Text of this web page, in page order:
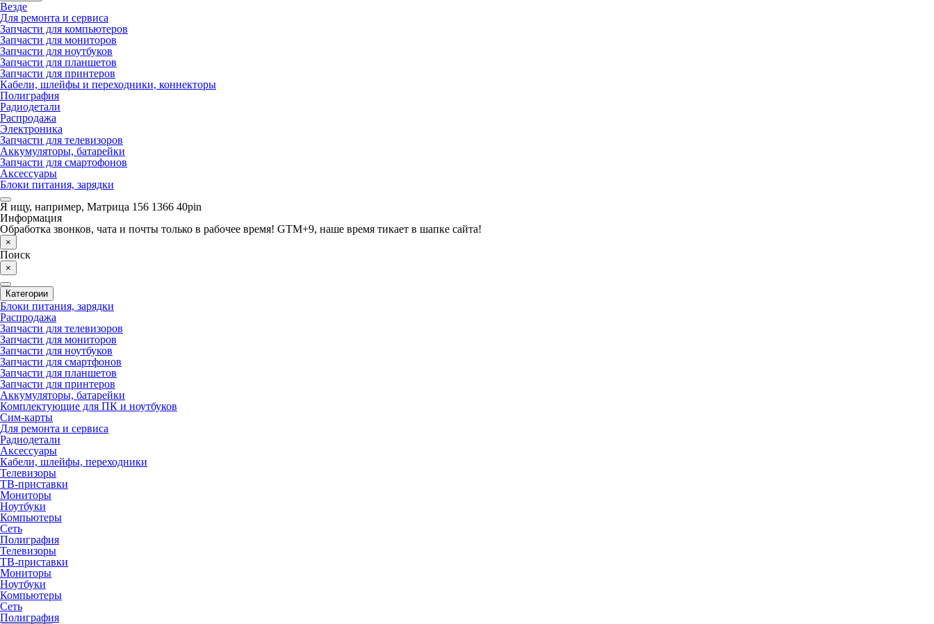
Везде
Для ремонта и сервиса
Запчасти для компьютеров
Запчасти для мониторов
Запчасти для ноутбуков
Запчасти для планшетов
Запчасти для принтеров
Кабели, шлейфы и переходники, коннекторы
Полиграфия
Радиодетали
Распродажа
Электроника
Запчасти для телевизоров
Аккумуляторы, батарейки
Запчасти для смартофонов
Аксессуары
Блоки питания, зарядки
Я ищу, например, Матрица 156 1366 40pin
Информация
Обработка звонков, чата и почты только в рабочее время! GTM+9, наше время тикает в шапке сайта!
×
Поиск
×
Категории
Блоки питания, зарядки
Распродажа
Запчасти для телевизоров
Запчасти для мониторов
Запчасти для ноутбуков
Запчасти для смартфонов
Запчасти для планшетов
Запчасти для принтеров
Аккумуляторы, батарейки
Комплектующие для ПК и ноутбуков
Сим-карты
Для ремонта и сервиса
Радиодетали
Аксессуары
Кабели, шлейфы, переходники
Телевизоры
ТВ-приставки
Мониторы
Ноутбуки
Компьютеры
Сеть
Полиграфия
Телевизоры
ТВ-приставки
Мониторы
Ноутбуки
Компьютеры
Сеть
Полиграфия